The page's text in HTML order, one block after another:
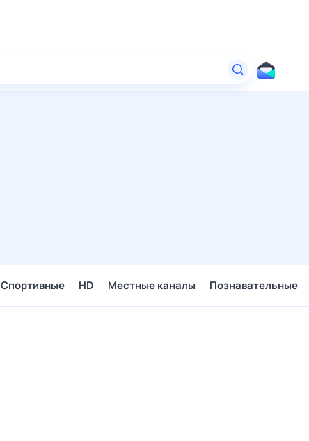
Спортивные HD Местные каналы Познавательные